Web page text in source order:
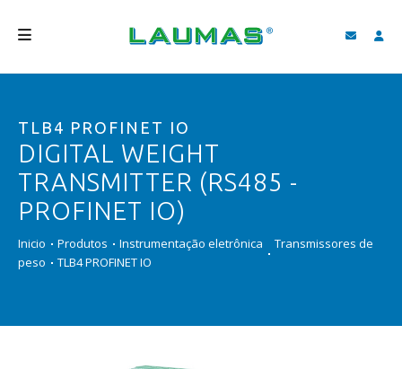
PRODUTOS
SERVIÇOS
ASSISTÊNCIA E DOWNLOAD
VIDEOS
TLB4 PROFINET IO
DIGITAL WEIGHT
TRANSMITTER (RS485 -
PROFINET IO)
Inicio Produtos Instrumentação eletrônica
Transmissores de
peso
TLB4 PROFINET IO